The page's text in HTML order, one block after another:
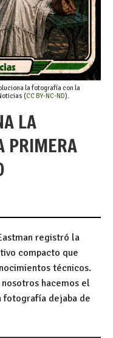
la fotografía con la
(CC BY-NC-ND).
LA
PRIMERA
registró la
compacto que
técnicos.
hacemos el
fotografía dejaba de